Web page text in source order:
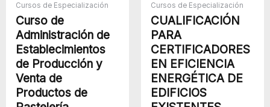
Cursos de Especialización
Curso de
Administración de
Establecimientos
de Producción y
Venta de
Productos de
Cursos de Especialización
CUALIFICACIÓN
PARA
CERTIFICADORES
EN EFICIENCIA
ENERGÉTICA DE
EDIFICIOS